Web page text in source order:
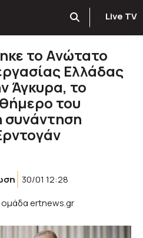
Live TV
το Ανώτατο
Ελλάδας
Άγκυρα, το
του
συνάντηση
30/01 12:28
ομάδα ertnews.gr